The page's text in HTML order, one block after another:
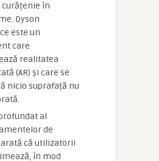
curățenie în
Dyson
este un
care
realitatea
(AR) și care se
nicio suprafață nu
al
de
că utilizatorii
în mod